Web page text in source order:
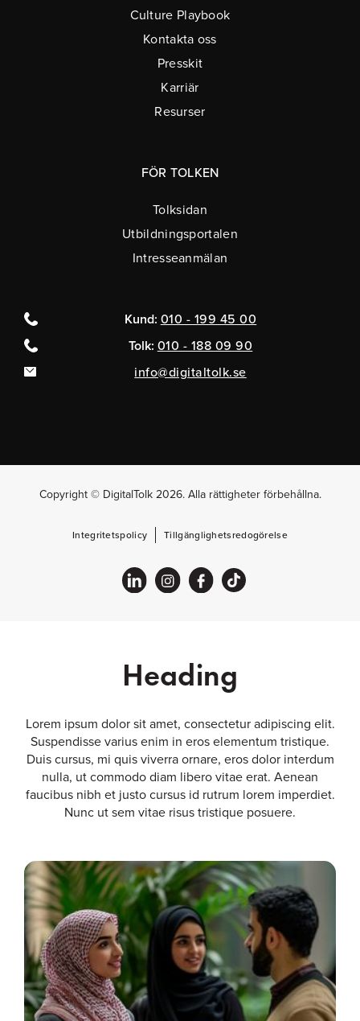
Culture Playbook
Kontakta oss
Presskit
Karriär
Resurser
FÖR TOLKEN
Tolksidan
Utbildningsportalen
Intresseanmälan
Kund: 010 - 199 45 00
Tolk: 010 - 188 09 90
info@digitaltolk.se
Copyright © DigitalTolk 2026. Alla rättigheter förbehållna.
Integritetspolicy Tillgänglighetsredogörelse
Heading
Lorem ipsum dolor sit amet, consectetur adipiscing elit.
Suspendisse varius enim in eros elementum tristique.
Duis cursus, mi quis viverra ornare, eros dolor interdum
nulla, ut commodo diam libero vitae erat. Aenean
faucibus nibh et justo cursus id rutrum lorem imperdiet.
Nunc ut sem vitae risus tristique posuere.